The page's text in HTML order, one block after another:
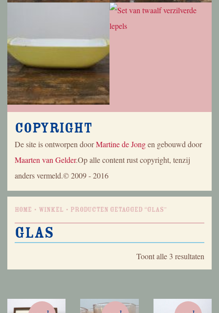
Copyright
De site is ontworpen doorMartine de Jongen gebouwd door
Maarten van Gelder.Op alle content rust copyright, tenzij
anders vermeld.© 2009 - 2016
Home Winkel Producten getagged “glas”
glas
Toont alle 3 resultaten
op